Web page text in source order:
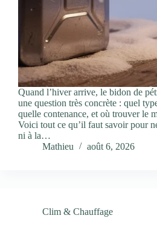
Quand l’hiver arrive, le bidon de
une question très concrète : quel
quelle contenance, et où trouver le
Voici tout ce qu’il faut savoir pour
ni à la…
Mathieu
août 6, 2026
Clim & Chauffage